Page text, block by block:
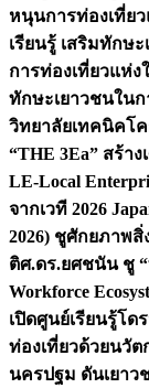
หนุนการท่องเที่ย
เรียนรู้ เสริมทักษ
การท่องเที่ยวแห่ง
ทักษะเยาวชนใน
วิทยาลัยเทคนิคโ
“THE 3Ea” สร้า
LE-Local
จากเวที 2026
2026) ชูศักยภาพ
ติศ.ดร.ยศชนัน ชู
Workforce
เปิดศูนย์เรียนรู้โ
ท่องเที่ยวด้วยนวัต
นครปฐม ดันเยาว